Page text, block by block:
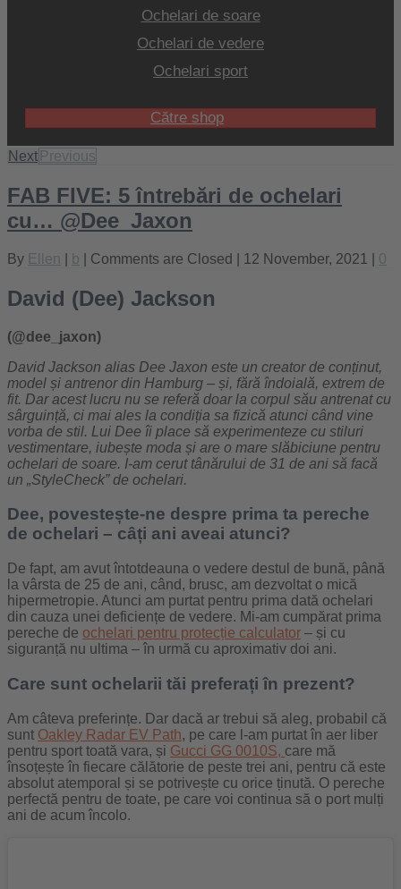
Ochelari de soare
Ochelari de vedere
Ochelari sport
Către shop
Next Previous
FAB FIVE: 5 întrebări de ochelari
cu… @Dee_Jaxon
By Ellen b Comments are Closed | 12 November, 2021 | 0
David (Dee) Jackson
(@dee_jaxon)
David Jackson alias Dee Jaxon este un creator de conținut,
model și antrenor din Hamburg – și, fără îndoială, extrem de
fit. Dar acest lucru nu se referă doar la corpul său antrenat cu
sârguință, ci mai ales la condiția sa fizică atunci când vine
vorba de stil. Lui Dee îi place să experimenteze cu stiluri
vestimentare, iubește moda și are o mare slăbiciune pentru
ochelari de soare. I-am cerut tânărului de 31 de ani să facă
un „StyleCheck” de ochelari.
Dee, povestește-ne despre prima ta pereche
de ochelari – câți ani aveai atunci?
De fapt, am avut întotdeauna o vedere destul de bună, până
la vârsta de 25 de ani, când, brusc, am dezvoltat o mică
hipermetropie. Atunci am purtat pentru prima dată ochelari
din cauza unei deficiențe de vedere. Mi-am cumpărat prima
pereche de ochelari pentru protecție calculator – și cu
siguranță nu ultima – în urmă cu aproximativ doi ani.
Care sunt ochelarii tăi preferați în prezent?
Am câteva preferințe. Dar dacă ar trebui să aleg, probabil că
sunt Oakley Radar EV Path, pe care l-am purtat în aer liber
pentru sport toată vara, și Gucci GG 0010S, care mă
însoțește în fiecare călătorie de peste trei ani, pentru că este
absolut atemporal și se potrivește cu orice ținută. O pereche
perfectă pentru de toate, pe care voi continua să o port mulți
ani de acum încolo.